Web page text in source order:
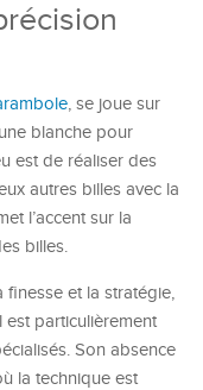
, se joue sur
blanche pour
est de réaliser des
autres billes avec la
l’accent sur la
billes.
et la stratégie,
est particulièrement
Son absence
la technique est